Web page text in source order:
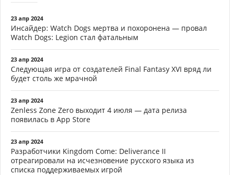
23 апр 2024
Инсайдер: Watch Dogs мертва и похоронена — провал
Watch Dogs: Legion стал фатальным
23 апр 2024
Следующая игра от создателей Final Fantasy XVI вряд ли
будет столь же мрачной
23 апр 2024
Zenless Zone Zero выходит 4 июля — дата релиза
появилась в App Store
23 апр 2024
Разработчики Kingdom Come: Deliverance II
отреагировали на исчезновение русского языка из
списка поддерживаемых игрой